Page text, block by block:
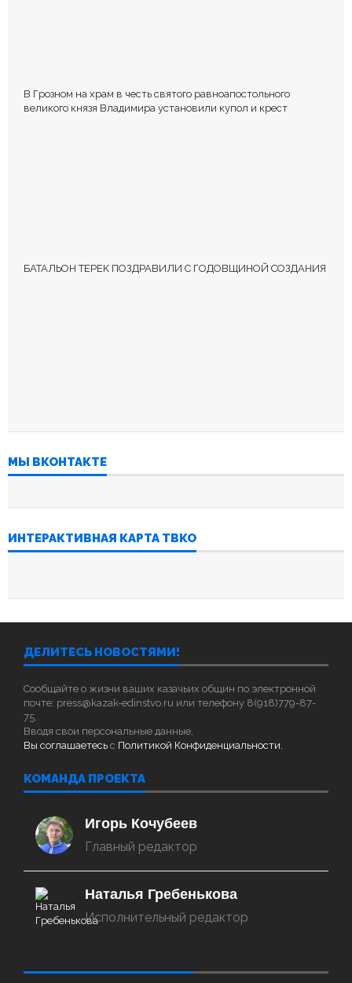
В Грозном на храм в честь святого равноапостольного
великого князя Владимира установили купол и крест
БАТАЛЬОН ТЕРЕК ПОЗДРАВИЛИ С ГОДОВЩИНОЙ СОЗДАНИЯ
МЫ ВКОНТАКТЕ
ИНТЕРАКТИВНАЯ КАРТА ТВКО
ДЕЛИТЕСЬ НОВОСТЯМИ!
Сообщайте о жизни ваших казачьих общин по электронной
почте: press@kazak-edinstvo.ru или телефону 8(918)779-87-
75.
Вводя свои персональные данные,
Вы соглашаетесь с Политикой Конфиденциальности.
КОМАНДА ПРОЕКТА
Игорь Кочубеев
Главный редактор
Наталья Гребенькова
Исполнительный редактор